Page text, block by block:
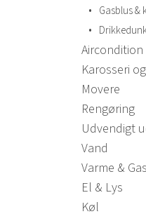
• Gasblus
•
Aircondition
Karosseri
Movere
Rengøring
Udvendigt
Vand
Varme & Gas
El & Lys
Køl